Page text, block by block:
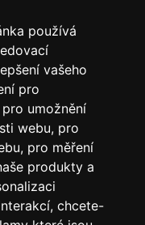
používá
vašeho
pro
pro umožnění
webu, pro
, pro měření
produkty a
, chcete-
výrazným závěsem
lesk díky skvělému
zlata. Zapínání